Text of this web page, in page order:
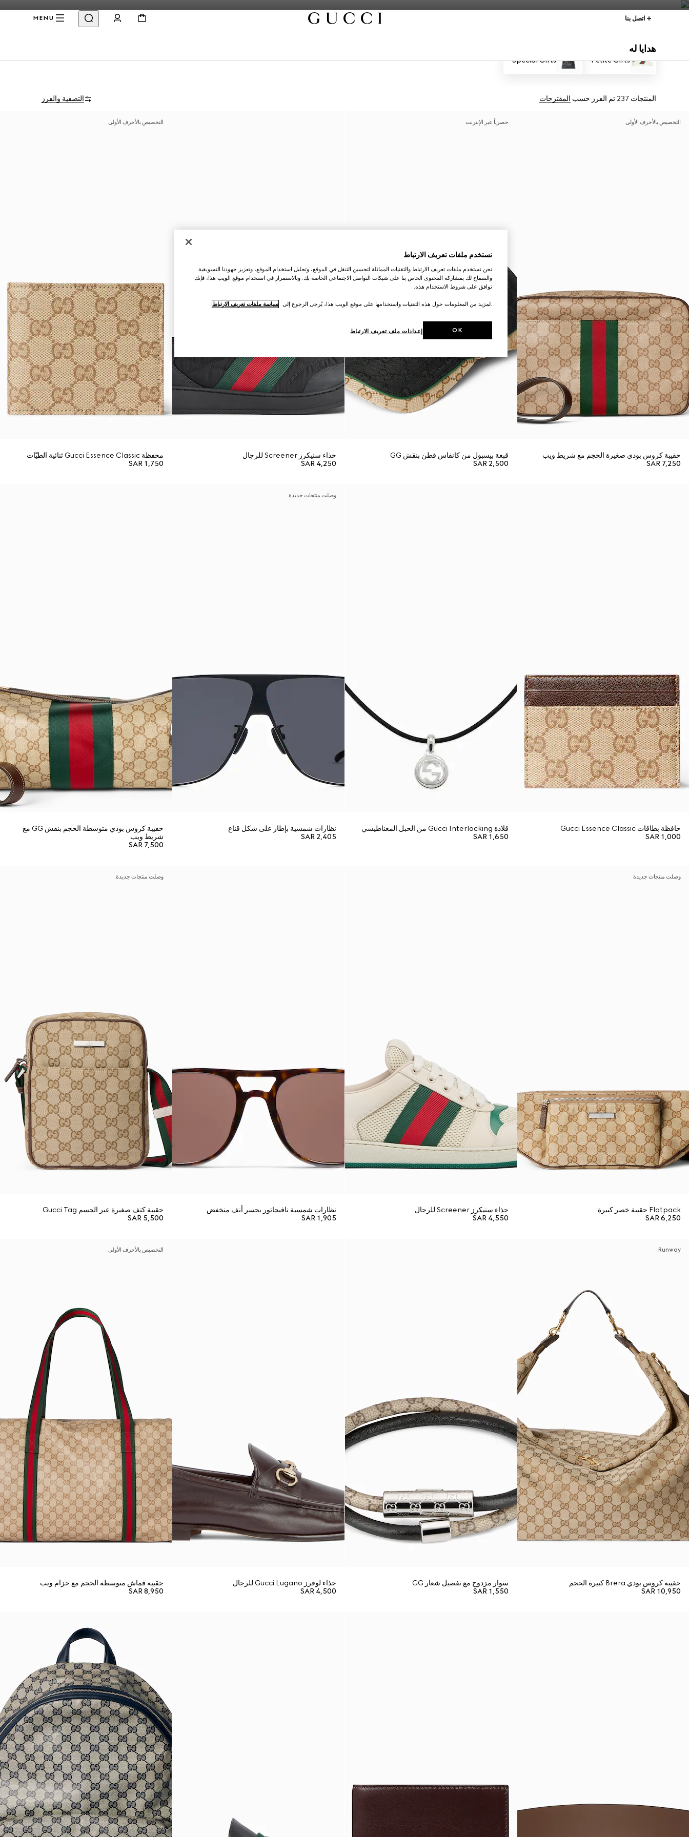
اتصل بنا MENU
هدايا له
Petite Gifts
Special Gifts
المنتجات 237 تم الفرز حسب المقترحات التصفية والفرز
التخصيص بالأحرف الأولى
حقيبة كروس بودي صغيرة الحجم مع شريط ويب
SAR 7,250
حصرياً عبر الإنترنت
قبعة بيسبول من كانفاس قطن بنقش GG
SAR 2,500
حذاء سنيكرز Screener للرجال
SAR 4,250
التخصيص بالأحرف الأولى
محفظة Gucci Essence Classic ثنائية الطيّات
SAR 1,750
حافظة بطاقات Gucci Essence Classic
SAR 1,000
قلادة Gucci Interlocking من الحبل المغناطيسي
SAR 1,650
وصلت منتجات جديدة
نظارات شمسية بإطار على شكل قناع
SAR 2,405
حقيبة كروس بودي متوسطة الحجم بنقش GG مع
شريط ويب
SAR 7,500
وصلت منتجات جديدة
Flatpack حقيبة خصر كبيرة
SAR 6,250
حذاء سنيكرز Screener للرجال
SAR 4,550
نظارات شمسية نافيجاتور بجسر أنف منخفض
SAR 1,905
وصلت منتجات جديدة
حقيبة كتف صغيرة عبر الجسم Gucci Tag
SAR 5,500
Runway
حقيبة كروس بودي Brera كبيرة الحجم
SAR 10,950
سوار مزدوج مع تفصيل شعار GG
SAR 1,550
حذاء لوفرز Gucci Lugano للرجال
SAR 4,500
التخصيص بالأحرف الأولى
حقيبة قماش متوسطة الحجم مع حزام ويب
SAR 8,950
نستخدم ملفات تعريف الارتباط
نحن نستخدم ملفات تعريف الارتباط والتقنيات المماثلة لتحسين التنقل في الموقع، وتحليل استخدام الموقع، وتعزيز جهودنا التسويقية
والسماح لك بمشاركة المحتوى الخاص بنا على شبكات التواصل الاجتماعي الخاصة بك. وبالاستمرار في استخدام موقع الويب هذا، فإنك
توافق على شروط الاستخدام هذه.
.لمزيد من المعلومات حول هذه التقنيات واستخدامها على موقع الويب هذا، يُرجى الرجوع إلى سياسة ملفات تعريف الارتباط
إعدادات ملف تعريف الارتباط OK